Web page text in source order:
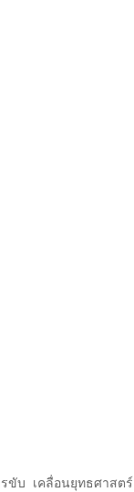
ขับ เคลื่อนยุทธศาสตร์